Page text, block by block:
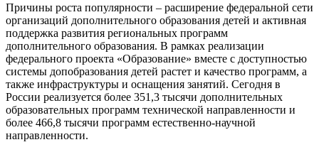
Причины роста популярности – расширение федеральной сети
организаций дополнительного образования детей и активная
поддержка развития региональных программ
дополнительного образования. В рамках реализации
федерального проекта «Образование» вместе с доступностью
системы допобразования детей растет и качество программ, а
также инфраструктуры и оснащения занятий. Сегодня в
России реализуется более 351,3 тысячи дополнительных
образовательных программ технической направленности и
более 466,8 тысячи программ естественно-научной
направленности.